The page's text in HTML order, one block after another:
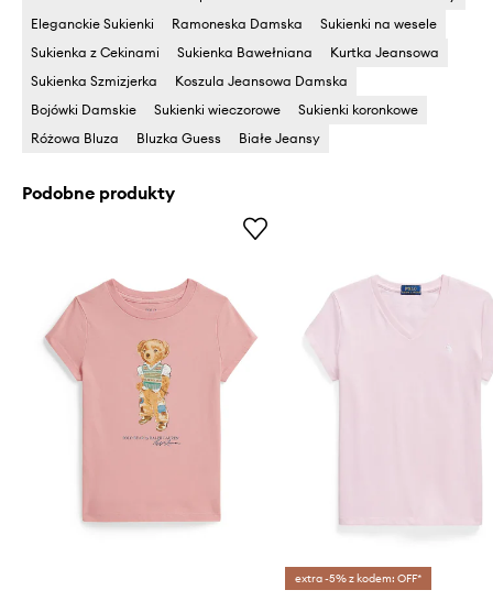
Eleganckie Sukienki
Ramoneska Damska
Sukienki na wesele
Sukienka z Cekinami
Sukienka Bawełniana
Kurtka Jeansowa
Sukienka Szmizjerka
Koszula Jeansowa Damska
Bojówki Damskie
Sukienki wieczorowe
Sukienki koronkowe
Różowa Bluza
Bluzka Guess Białe Jeansy
Podobne produkty
extra -5% z kodem: OFF*